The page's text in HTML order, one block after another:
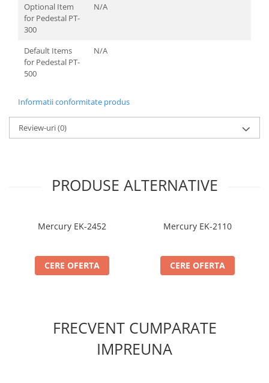
Optional Item
for Pedestal PT-
300
N/A
Default Items
for Pedestal PT-
500
N/A
Informatii conformitate produs
Review-uri(0)
PRODUSE ALTERNATIVE
Mercury EK-2452
CERE OFERTA
Mercury EK-2110
CERE OFERTA
FRECVENT CUMPARATE
IMPREUNA